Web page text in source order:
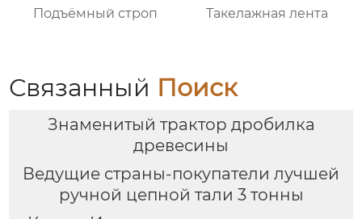
Подъёмный строп Такелажная лента
Связанный Поиск
Знаменитый трактор дробилка
древесины
Ведущие страны-покупатели лучшей
ручной цепной тали 3 тонны